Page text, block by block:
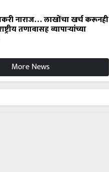
नाराज… लाखोंचा खर्च करूनही
तणावासह व्यापाऱ्यांच्या
More News